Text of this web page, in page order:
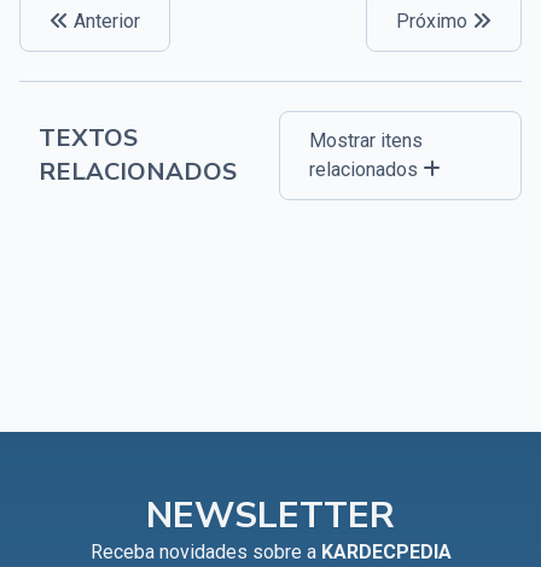
Anterior Próximo
TEXTOS
RELACIONADOS
Mostrar itens
relacionados
NEWSLETTER
Receba novidades sobre a KARDECPEDIA